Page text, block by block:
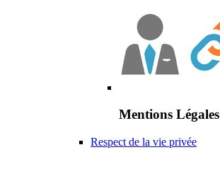
Mentions Légales
Respect de la vie privée